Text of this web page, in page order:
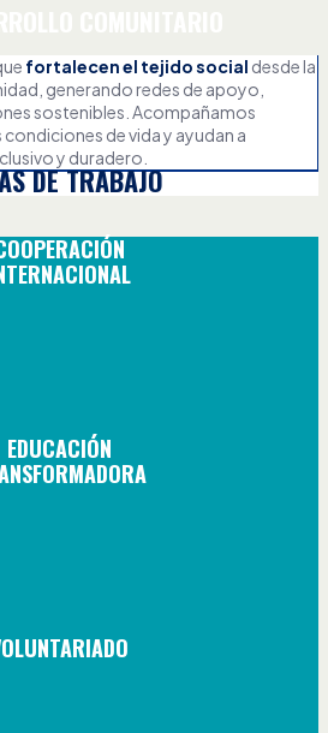
fortalecen el tejido social desde la
generando redes de apoyo,
sostenibles. Acompañamos
de vida y ayudan a
y duradero.
DE TRABAJO
EDUCACIÓN